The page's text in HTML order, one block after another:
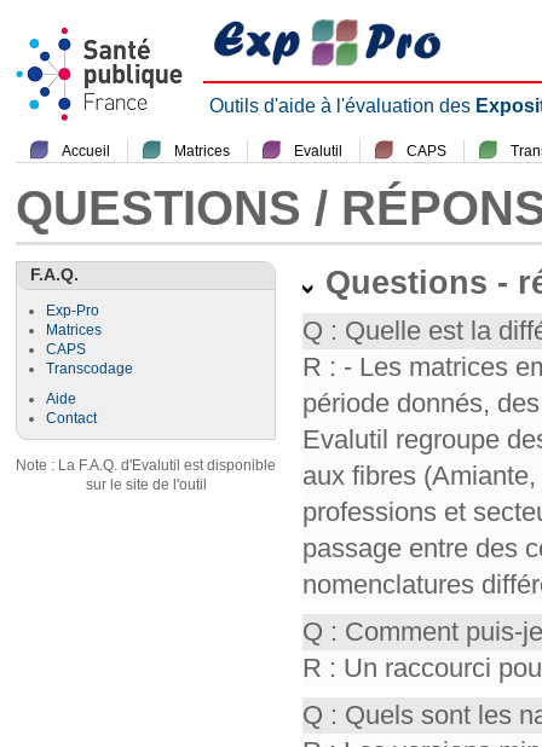
Outils d'aide à l'évaluation des
Accueil Matrices Evalutil CAPS
QUESTIONS /
F.A.Q.
Exp-Pro
Matrices
CAPS
Transcodage
Aide
Contact
Note : La F.A.Q. d'Evalutil est disponible
sur le site de l'outil
Questions -
Q : Quelle est la
R : - Les matrices
période donnés,
Evalutil regroupe
aux fibres
professions et
passage entre des
nomenclatures
Q : Comment puis-
R : Un raccourci
Q : Quels sont les